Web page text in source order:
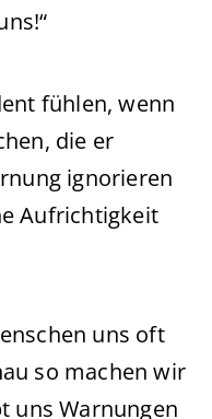
fühlen, wenn
die er
ignorieren
Aufrichtigkeit
uns oft
so machen wir
uns Warnungen